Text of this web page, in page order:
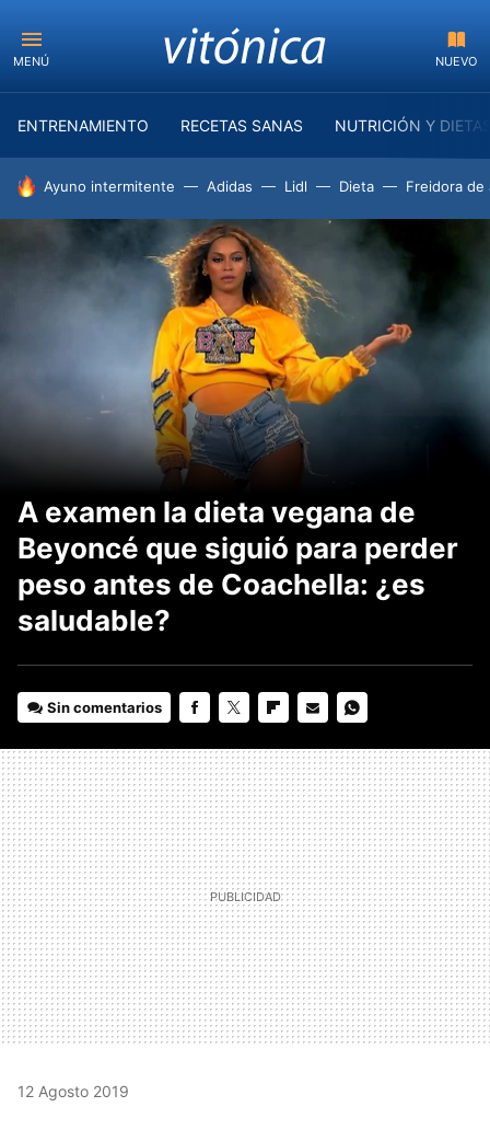
MENÚ NUEVO
ENTRENAMIENTO RECETAS SANAS NUTRICIÓN Y
HOY SE HABLA DE
Ayuno intermitente Adidas Lidl Dieta Freidora de
A examen la dieta vegana de
Beyoncé que siguió para perder
peso antes de Coachella: ¿es
saludable?
Sin comentarios
MAIL
12 Agosto 2019